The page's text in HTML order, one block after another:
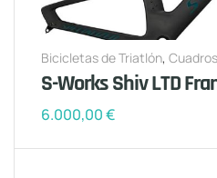
Bicicletas de Triatlón,
S-Works Shiv LTD
6.000,00€